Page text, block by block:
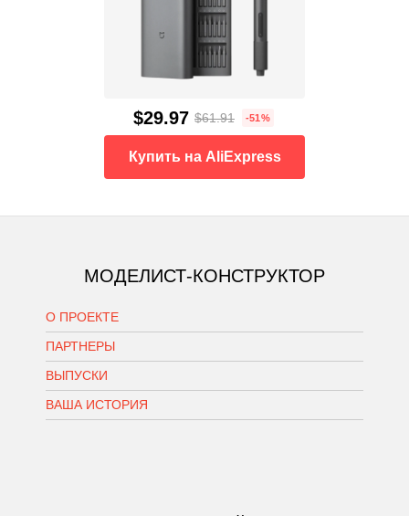
$29.97 $61.91 -51%
Купить на AliExpress
МОДЕЛИСТ-КОНСТРУКТОР
О ПРОЕКТЕ
ПАРТНЕРЫ
ВЫПУСКИ
ВАША ИСТОРИЯ